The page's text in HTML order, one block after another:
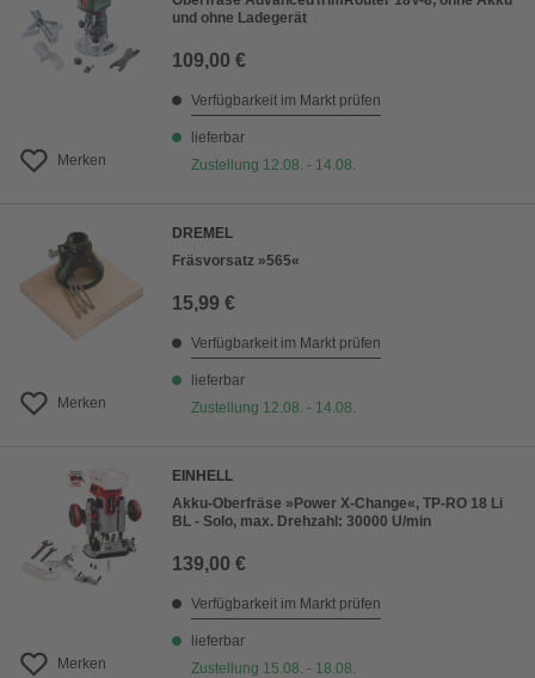
Merken
und ohne Ladegerät
109,00 €
Verfügbarkeit im Markt prüfen
lieferbar
Zustellung 12.08. - 14.08.
Merken
DREMEL
Fräsvorsatz »565«
15,99 €
Verfügbarkeit im Markt prüfen
lieferbar
Zustellung 12.08. - 14.08.
Merken
EINHELL
Akku-Oberfräse »Power X-Change«, TP-RO 18 Li
BL - Solo, max. Drehzahl: 30000 U/min
139,00 €
Verfügbarkeit im Markt prüfen
lieferbar
Zustellung 15.08. - 18.08.